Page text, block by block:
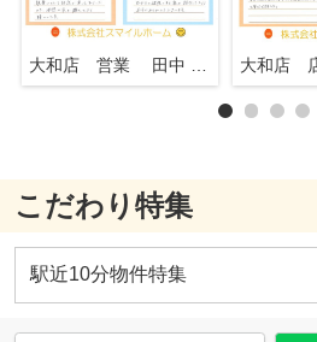
こだわり特集
駅近10分物件特集